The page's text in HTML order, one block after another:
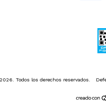
Todos los derechos reservados.